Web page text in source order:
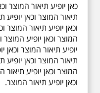
כאן יופיע תיאור המוצר
תיאור המוצר וכאן יופיע
וכאן יופיע תיאור המוצר
המוצר וכאן יופיע המוצר
יופיע תיאור המוצר וכאן
תיאור המוצר וכאן יופיע
המוצר וכאן יופיע תיאור
וכאן יופיע תיאור המוצר.